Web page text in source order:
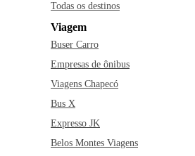
Todas os destinos
Viagem
Buser Carro
Empresas de ônibus
Viagens Chapecó
Bus X
Expresso JK
Belos Montes Viagens